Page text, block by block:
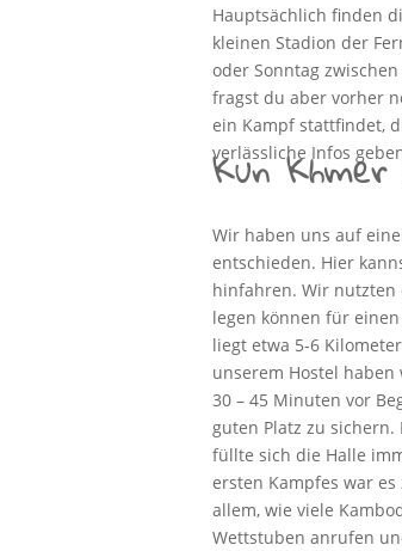
Hauptsächlich finden
kleinen Stadion der
oder Sonntag
fragst du aber vorher
ein Kampf stattfindet,
verlässliche Infos
Kun
Wir haben uns auf
entschieden. Hier
hinfahren. Wir nutzten
legen können für
liegt etwa 5-6
unserem Hostel haben
30 – 45 Minuten vor
guten Platz zu
füllte sich die Halle
ersten Kampfes war
allem, wie viele
Wettstuben anrufen